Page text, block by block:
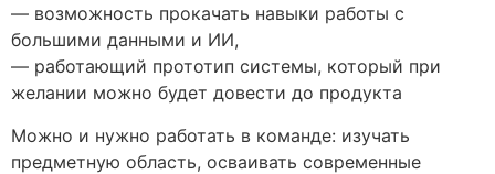
— возможность прокачать навыки работы с
большими данными и ИИ,
— работающий прототип системы, который при
желании можно будет довести до продукта
Можно и нужно работать в команде: изучать
предметную область, осваивать современные